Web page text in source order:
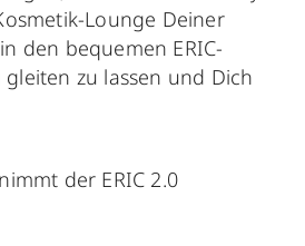
Lounge Deiner
in den bequemen ERIC-
zu lassen und Dich
der ERIC 2.0